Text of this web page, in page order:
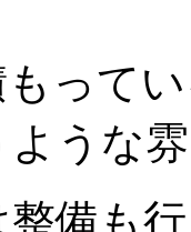
って
うな
備も